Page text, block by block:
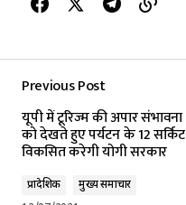
Previous Post
यूपी में टूरिज्म की अपार संभावना
को देखते हुए पर्यटन के 12 सर्किट
विकसित करेगी योगी सरकार
प्रादेशिक
मुख्य समाचार